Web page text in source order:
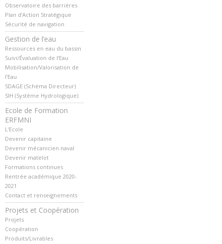
Observatoire des barrières
Plan d’Action Stratégique
Sécurité de navigation
Gestion de l’eau
Ressources en eau du bassin
Suivi/Évaluation de l’Eau
Mobilisation/Valorisation de
l’Eau
SDAGE (Schéma Directeur)
SIH (Système Hydrologique)
Ecole de Formation
ERFMNI
L’Ecole
Devenir capitaine
Devenir mécanicien naval
Devenir matelot
Formations continues
Rentrée académique 2020-
2021
Contact et renseignements
Projets et Coopération
Projets
Coopération
Produits/Livrables